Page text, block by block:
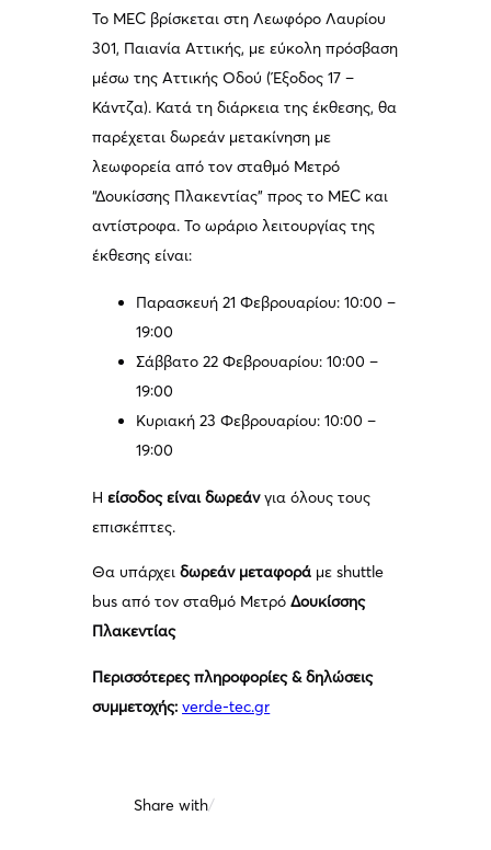
Το MEC βρίσκεται στη Λεωφόρο Λαυρίου
301, Παιανία Αττικής, με εύκολη πρόσβαση
μέσω της Αττικής Οδού (Έξοδος 17 –
Κάντζα). Κατά τη διάρκεια της έκθεσης, θα
παρέχεται δωρεάν μετακίνηση με
λεωφορεία από τον σταθμό Μετρό
“Δουκίσσης Πλακεντίας” προς το MEC και
αντίστροφα. Το ωράριο λειτουργίας της
έκθεσης είναι:
Παρασκευή 21 Φεβρουαρίου: 10:00 –
19:00
Σάββατο 22 Φεβρουαρίου: 10:00 –
19:00
Κυριακή 23 Φεβρουαρίου: 10:00 –
19:00
Ηείσοδος είναι δωρεάνγια όλους τους
επισκέπτες.
Θα υπάρχειδωρεάν μεταφορά με shuttle
bus από τον σταθμό ΜετρόΔουκίσσης
Πλακεντίας
Περισσότερες πληροφορίες & δηλώσεις
συμμετοχής: verde-tec.gr
Share with/